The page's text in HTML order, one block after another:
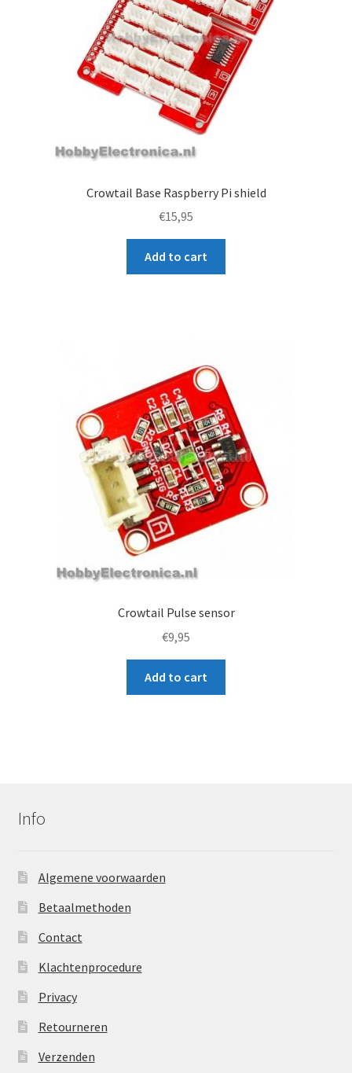
Crowtail Base Raspberry Pi shield
€15,95
Add to cart
Crowtail Pulse sensor
€9,95
Add to cart
Info
Algemene voorwaarden
Betaalmethoden
Contact
Klachtenprocedure
Privacy
Retourneren
Verzenden